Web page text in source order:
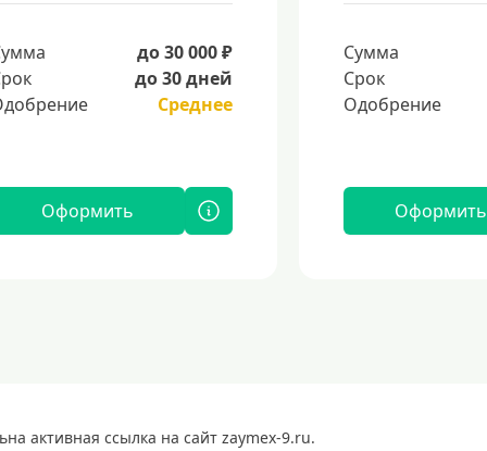
до 30 000 ₽
до 30 дней
Среднее
Оформить
Сумма
Срок
Одобрение
Оформить
активная ссылка на сайт zaymex-9.ru.